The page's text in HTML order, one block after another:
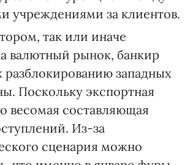
учреждениями за клиентов.
так или иначе
валютный рынок, банкир
разблокированию западных
Поскольку экспортная
весомая составляющая
Из-за
сценария можно